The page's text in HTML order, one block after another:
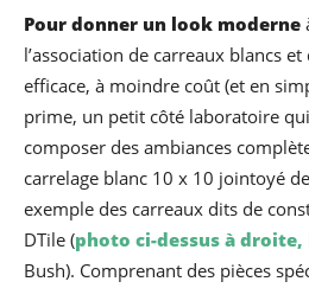
Pour donner un look moderne
l’association de carreaux blancs
efficace, à moindre coût (et en
prime, un petit côté laboratoire
composer des ambiances
carrelage blanc 10 x 10 jointoyé
exemple des carreaux dits de
DTile (photo ci-dessus à droite,
Bush). Comprenant des pièces